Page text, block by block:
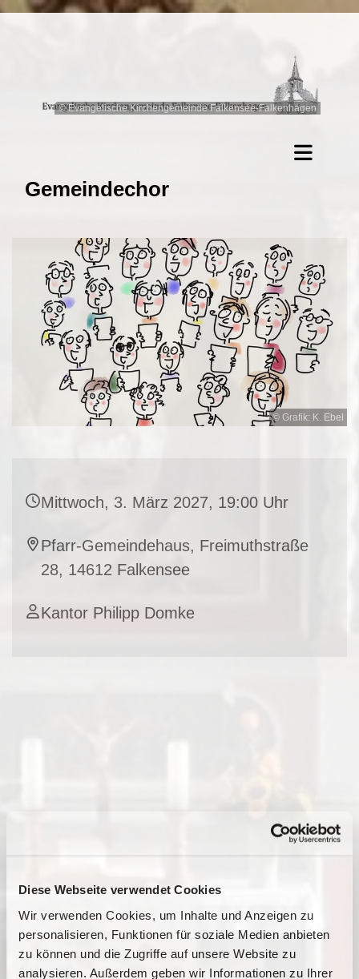
Diese Webseite verwendet Cookies
Wir verwenden Cookies, um Inhalte und Anzeigen zu
personalisieren, Funktionen für soziale Medien anbieten
zu können und die Zugriffe auf unsere Website zu
analysieren. Außerdem geben wir Informationen zu Ihrer
© Evangelische Kirchengemeinde Falkensee-Falkenhagen
Gemeindechor
© Grafik: K. Ebel
Mittwoch, 3. März 2027, 19:00 Uhr
Pfarr-Gemeindehaus, Freimuthstraße
28, 14612 Falkensee
Kantor Philipp Domke